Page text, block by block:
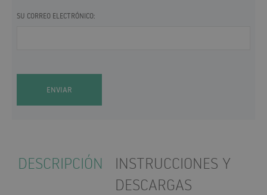
SU CORREO ELECTRÓNICO:
ENVIAR
DESCRIPCIÓN
INSTRUCCIONES Y
DESCARGAS